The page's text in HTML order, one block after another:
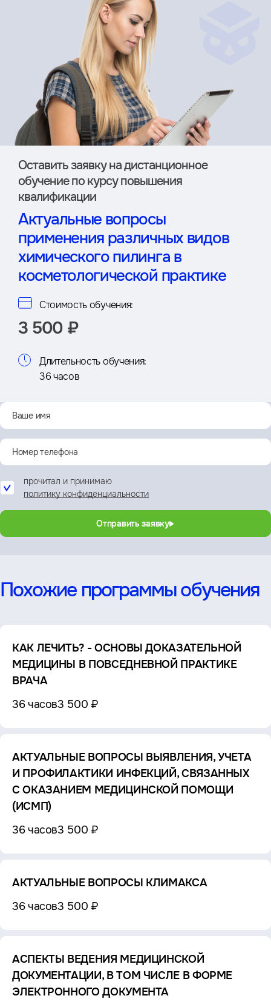
Оставить заявку на дистан­ционное
обучение по курсу повышения
квалификации
Актуальные вопросы
применения различных видов
химического пилинга в
косметологической практике
Стоимость обучения:
3 500 ₽
Длительность обучения:
36 часов
прочитал и принимаю
политику конфиденциальности
Отправить заявку
Похожие программы обучения
КАК ЛЕЧИТЬ? - ОСНОВЫ ДОКАЗАТЕЛЬНОЙ
МЕДИЦИНЫ В ПОВСЕДНЕВНОЙ ПРАКТИКЕ
ВРАЧА
36 часов3 500 ₽
АКТУАЛЬНЫЕ ВОПРОСЫ ВЫЯВЛЕНИЯ, УЧЕТА
И ПРОФИЛАКТИКИ ИНФЕКЦИЙ, СВЯЗАННЫХ
С ОКАЗАНИЕМ МЕДИЦИНСКОЙ ПОМОЩИ
(ИСМП)
36 часов3 500 ₽
АКТУАЛЬНЫЕ ВОПРОСЫ КЛИМАКСА
36 часов3 500 ₽
АСПЕКТЫ ВЕДЕНИЯ МЕДИЦИНСКОЙ
ДОКУМЕНТАЦИИ, В ТОМ ЧИСЛЕ В ФОРМЕ
ЭЛЕКТРОННОГО ДОКУМЕНТА